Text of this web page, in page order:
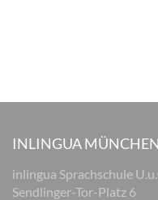
INLINGUA MÜNCHEN
inlingua Sprachschule
Sendlinger-Tor-Platz 6